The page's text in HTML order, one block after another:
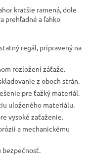
kratšie ramená, dole
prehľadné a ľahko
regál, pripravený na
rozložení záťaže.
z oboch strán.
pre ťažký materiál.
uloženého materiálu.
vysoké zaťaženie.
a mechanickému
bezpečnosť.